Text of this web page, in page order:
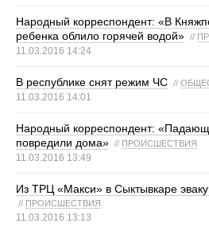
Народный корреспондент: «В
ребенка облило горячей водой» //
11.03.2016 14:24
В республике снят режим ЧС //
11.03.2016 14:01
Народный корреспондент:
повредили дома» // ПРОИСШЕСТВИЯ
11.03.2016 13:49
Из ТРЦ «Макси» в Сыктывкаре
// ПРОИСШЕСТВИЯ
11.03.2016 13:13